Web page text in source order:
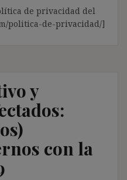
de privacidad del
politica-de-privacidad/]
y
con la